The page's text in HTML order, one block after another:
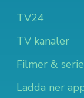
TV24
TV kanaler
Filmer &
Ladda ner